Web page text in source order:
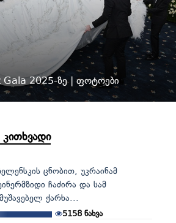
Gala 2025-ზე | ფოტოები
ცნობით, უკრაინამ
ჩაძირა და სამ
ქარხა...
5158 ნახვა